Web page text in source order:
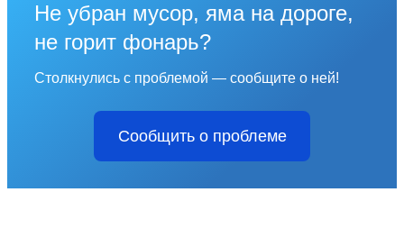
Не убран мусор, яма на дороге,
не горит фонарь?
Столкнулись с проблемой — сообщите о ней!
Сообщить о проблеме